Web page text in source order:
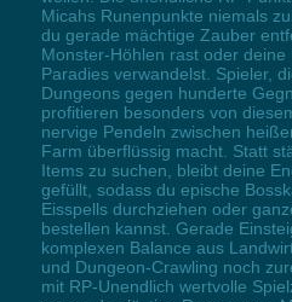
Micahs Runenpunkte niemals
du gerade mächtige Zauber
Monster-Höhlen rast oder
Paradies verwandelst. Spieler,
Dungeons gegen hunderte
profitieren besonders von
nervige Pendeln zwischen
Farm überflüssig macht. Statt
Items zu suchen, bleibt deine
gefüllt, sodass du epische
Eisspells durchziehen oder
bestellen kannst. Gerade
komplexen Balance aus
und Dungeon-Crawling noch
mit RP-Unendlich wertvolle